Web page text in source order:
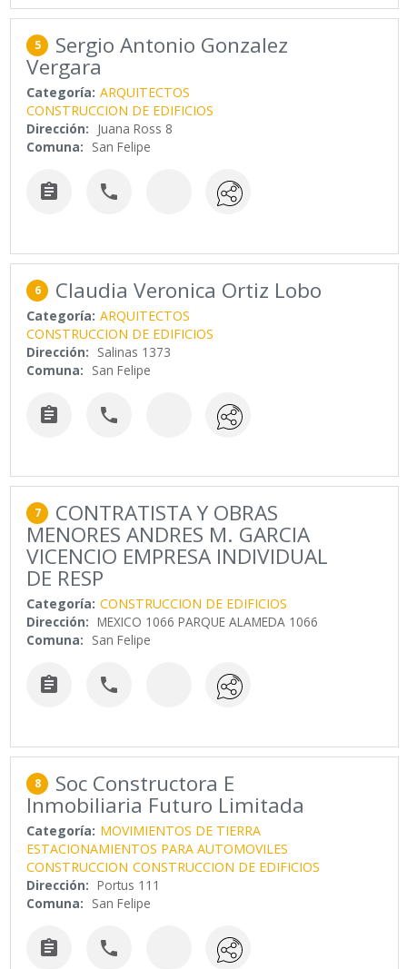
5 Sergio Antonio Gonzalez
Vergara
Categoría: ARQUITECTOS
CONSTRUCCION DE EDIFICIOS
Dirección: Juana Ross 8
Comuna: San Felipe
 
6 Claudia Veronica Ortiz Lobo
Categoría: ARQUITECTOS
CONSTRUCCION DE EDIFICIOS
Dirección: Salinas 1373
Comuna: San Felipe
 
7 CONTRATISTA Y OBRAS
MENORES ANDRES M. GARCIA
VICENCIO EMPRESA INDIVIDUAL
DE RESP
Categoría: CONSTRUCCION DE EDIFICIOS
Dirección: MEXICO 1066 PARQUE ALAMEDA 1066
Comuna: San Felipe
 
8 Soc Constructora E
Inmobiliaria Futuro Limitada
Categoría: MOVIMIENTOS DE TIERRA
ESTACIONAMIENTOS PARA AUTOMOVILES
CONSTRUCCION CONSTRUCCION DE EDIFICIOS
Dirección: Portus 111
Comuna: San Felipe
 